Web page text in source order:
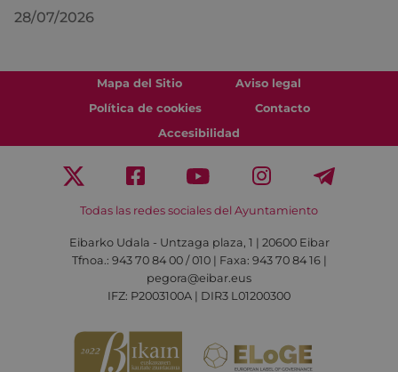
28/07/2026
Mapa del Sitio
Aviso legal
Política de cookies
Contacto
Accesibilidad
Todas las redes sociales del Ayuntamiento
Eibarko Udala - Untzaga plaza, 1 | 20600 Eibar
Tfnoa.: 943 70 84 00 / 010 | Faxa: 943 70 84 16 |
pegora@eibar.eus
IFZ: P2003100A | DIR3 L01200300